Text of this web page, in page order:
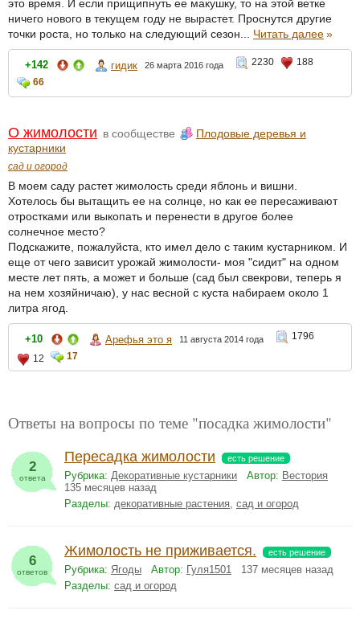
это время. И если прищипнуть ее макушку, то на этой ветке
ничего нового в текущем году не вырастет. Проснутся другие
точки роста, но только на следующий сезон... Читать далее»
+142 гидик 26 марта 2016 года 2230
188
66
О жимолости в сообществе
Плодовые деревья и
кустарники
сад и огород
В моем саду растет жимолость среди яблонь и вишни.
Хотелось бы вытащить ее на солнце, но как ее пересаживают
отростками или выкопать и перенести в другое более
солнечное место?
Подскажите, пожалуйста, кто имел дело с таким кустарником. И
еще от чего зависит урожай жимолости- моя "сидит" на одном
месте лет пять, а может и больше (сад был свекрови, теперь я
на нем хозяйничаю), у нас весной с куста набираем около 1
литра ягод.
+10 Арефья это я 11 августа 2014 года
1796
12
17
Ответы на вопросы по теме "посадка жимолости"
2
ответа
Пересадка жимолости есть решение
Рубрика: Декоративные кустарники Автор: Вестория
135 месяцев назад
Разделы: декоративные растения, сад и огород
6
ответов
Жимолость не приживается. есть решение
Рубрика: Ягоды Автор: Гуля1501 137 месяцев назад
Разделы: сад и огород